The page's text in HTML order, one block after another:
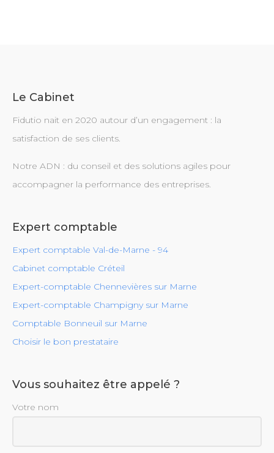
Le Cabinet
Fidutio nait en 2020 autour d’un engagement : la
satisfaction de ses clients.
Notre ADN : du conseil et des solutions agiles pour
accompagner la performance des entreprises.
Expert comptable
Expert comptable Val-de-Marne - 94
Cabinet comptable Créteil
Expert-comptable Chennevières sur Marne
Expert-comptable Champigny sur Marne
Comptable Bonneuil sur Marne
Choisir le bon prestataire
Vous souhaitez être appelé ?
Votre nom